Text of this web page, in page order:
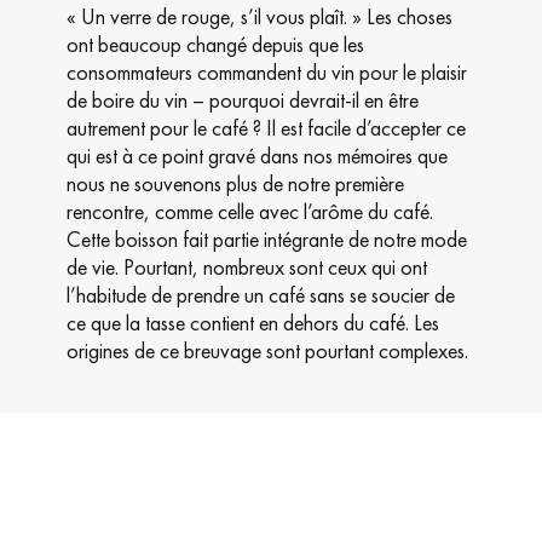
« Un verre de rouge, s’il vous plaît. » Les choses
ont beaucoup changé depuis que les
consommateurs commandent du vin pour le plaisir
de boire du vin – pourquoi devrait-il en être
autrement pour le café ? Il est facile d’accepter ce
qui est à ce point gravé dans nos mémoires que
nous ne souvenons plus de notre première
rencontre, comme celle avec l’arôme du café.
Cette boisson fait partie intégrante de notre mode
de vie. Pourtant, nombreux sont ceux qui ont
l’habitude de prendre un café sans se soucier de
ce que la tasse contient en dehors du café. Les
origines de ce breuvage sont pourtant complexes.